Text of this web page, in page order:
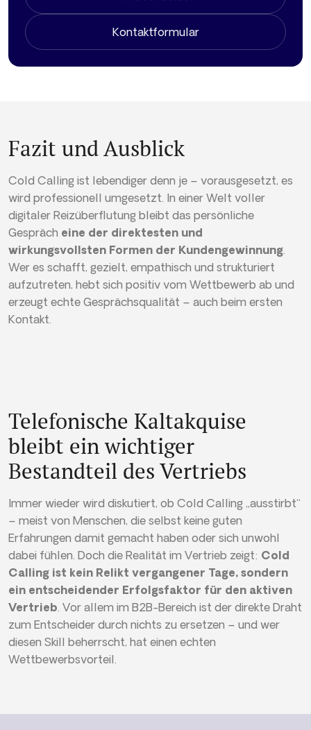
Kontaktformular
Fazit und Ausblick
Cold Calling ist lebendiger denn je – vorausgesetzt, es
wird professionell umgesetzt. In einer Welt voller
digitaler Reizüberflutung bleibt das persönliche
Gespräch eine der direktesten und
wirkungsvollsten Formen der Kundengewinnung.
Wer es schafft, gezielt, empathisch und strukturiert
aufzutreten, hebt sich positiv vom Wettbewerb ab und
erzeugt echte Gesprächsqualität – auch beim ersten
Kontakt.
Telefonische Kaltakquise
bleibt ein wichtiger
Bestandteil des Vertriebs
Immer wieder wird diskutiert, ob Cold Calling „ausstirbt“
– meist von Menschen, die selbst keine guten
Erfahrungen damit gemacht haben oder sich unwohl
dabei fühlen. Doch die Realität im Vertrieb zeigt: Cold
Calling ist kein Relikt vergangener Tage, sondern
ein entscheidender Erfolgsfaktor für den aktiven
Vertrieb. Vor allem im B2B-Bereich ist der direkte Draht
zum Entscheider durch nichts zu ersetzen – und wer
diesen Skill beherrscht, hat einen echten
Wettbewerbsvorteil.